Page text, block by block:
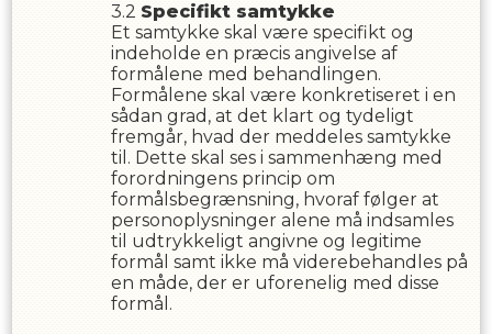
Specifikt samtykke
Et samtykke skal være specifikt og
indeholde en præcis angivelse af
formålene med behandlingen.
Formålene skal være konkretiseret i en
sådan grad, at det klart og tydeligt
fremgår, hvad der meddeles samtykke
til. Dette skal ses i sammenhæng med
forordningens princip om
formålsbegrænsning, hvoraf følger at
personoplysninger alene må indsamles
til udtrykkeligt angivne og legitime
formål samt ikke må viderebehandles på
en måde, der er uforenelig med disse
formål.